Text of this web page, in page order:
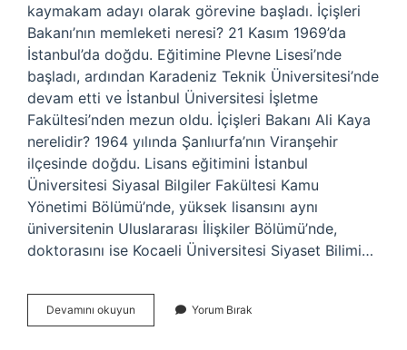
kaymakam adayı olarak görevine başladı. İçişleri
Bakanı’nın memleketi neresi? 21 Kasım 1969’da
İstanbul’da doğdu. Eğitimine Plevne Lisesi’nde
başladı, ardından Karadeniz Teknik Üniversitesi’nde
devam etti ve İstanbul Üniversitesi İşletme
Fakültesi’nden mezun oldu. İçişleri Bakanı Ali Kaya
nerelidir? 1964 yılında Şanlıurfa’nın Viranşehir
ilçesinde doğdu. Lisans eğitimini İstanbul
Üniversitesi Siyasal Bilgiler Fakültesi Kamu
Yönetimi Bölümü’nde, yüksek lisansını aynı
üniversitenin Uluslararası İlişkiler Bölümü’nde,
doktorasını ise Kocaeli Üniversitesi Siyaset Bilimi…
Devamını okuyun
Bakanımız
Yorum Bırak